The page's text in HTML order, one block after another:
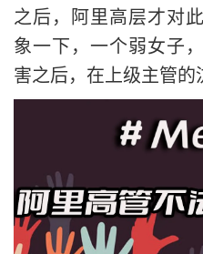
之后，阿里高层才对
象一下，一个弱女子
害之后，在上级主管的